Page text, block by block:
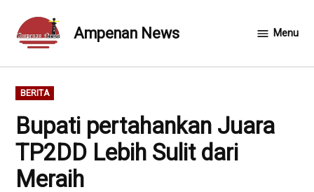
content
Ampenan News Menu
POSTED
IN
BERITA
Bupati pertahankan Juara
TP2DD Lebih Sulit dari
Meraih